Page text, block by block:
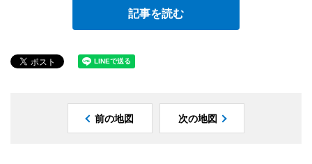
記事を読む
前の地図 次の地図